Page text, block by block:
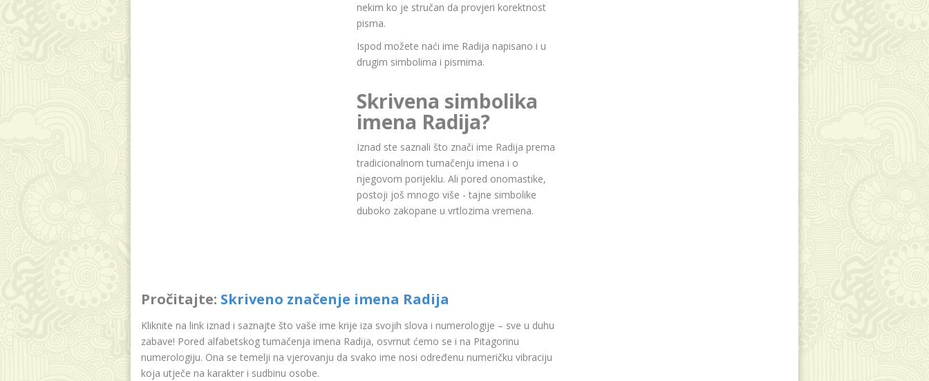
nekim ko je stručan da provjeri korektnost
pisma.
Ispod možete naći ime Radija napisano i u
drugim simbolima i pismima.
Skrivena simbolika
imena Radija?
Iznad ste saznali što znači ime Radija prema
tradicionalnom tumačenju imena i o
njegovom porijeklu. Ali pored onomastike,
postoji još mnogo više - tajne simbolike
duboko zakopane u vrtlozima vremena.
Pročitajte: Skriveno značenje imena Radija
Kliknite na link iznad i saznajte što vaše ime krije iza svojih slova i numerologije – sve u duhu
zabave! Pored alfabetskog tumačenja imena Radija, osvrnut ćemo se i na Pitagorinu
numerologiju. Ona se temelji na vjerovanju da svako ime nosi određenu numeričku vibraciju
koja utječe na karakter i sudbinu osobe.